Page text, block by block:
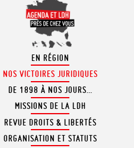
EN RÉGION
NOS VICTOIRES JURIDIQUES
DE 1898 À NOS JOURS…
MISSIONS DE LA LDH
REVUE DROITS & LIBERTÉS
ORGANISATION ET STATUTS